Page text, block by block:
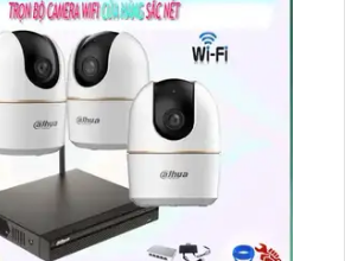
HÀNG SẮC NÉT ULTRA 2K
11,080,000 ₫
Sắc Nét Ultra 2K Giá Rẻ của
hoàn hảo cho việc giám sát kho
phẩm này được thiết kế mỹ thuật
công nghệ tiên tiến, giúp giữ an